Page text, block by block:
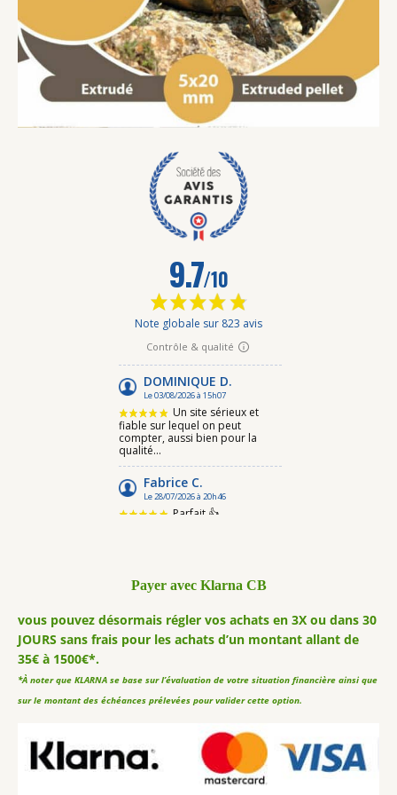
15 avis
Payer avec Klarna CB
vous pouvez désormais régler vos achats en 3X ou dans 30
JOURS sans frais pour les achats d’un montant allant de
35€ à 1500€*.
*À noter que KLARNA se base sur l’évaluation de votre situation financière ainsi que
sur le montant des échéances prélevées pour valider cette option.